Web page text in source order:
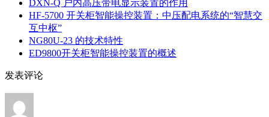
DXN‑Q 户内高压带电显示装置的作用
HF-5700 开关柜智能操控装置：中压配电系统的“智慧交
互中枢”
NG80U-23 的技术特性
ED9800开关柜智能操控装置的概述
发表评论